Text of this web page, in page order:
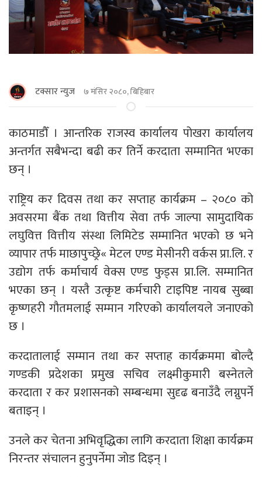
टक्सार न्युज ७ मंसिर २०८०, बिहिबार
काठमाडौँ । आन्तरिक राजस्व कार्यालय पोखरा कार्यालय
अन्तर्गत सबैभन्दा बढी कर तिर्ने करदाता सम्मानित भएका
छन् ।
राष्ट्रिय कर दिवस तथा कर सप्ताह कार्यक्रम – २०८० को
अवसरमा बैंक तथा वित्तीय सेवा तर्फ जाल्पा सामुदायिक
लघुवित्त वित्तीय संस्था लिमिटेड सम्मानित भएको छ भने
व्यापार तर्फ माछापुच्छ्रे« मेटल एण्ड मेसीनरी वर्कस प्रा.लि. र
उद्योग तर्फ कर्माचार्य वेक्स एण्ड फुड्स प्रा.लि. सम्मानित
भएका छन् । यस्तै उत्कृष्ट कर्मचारी टाइपिष्ट नायब सुब्बा
कृष्णहरी गौतमलाई सम्मान गरिएको कार्यालयले जनाएको
छ ।
करदातालाई सम्मान तथा कर सप्ताह कार्यक्रममा बोल्दै
गण्डकी प्रदेशका प्रमुख सचिव लक्ष्मीकुमारी बस्नेतले
करदाता र कर प्रशासनको सम्बन्धमा सुदृढ बनाउँदै लग्नुपर्ने
बताइन् ।
उनले कर चेतना अभिवृद्धिका लागि करदाता शिक्षा कार्यक्रम
निरन्तर संचालन हुनुपर्नेमा जोड दिइन् ।